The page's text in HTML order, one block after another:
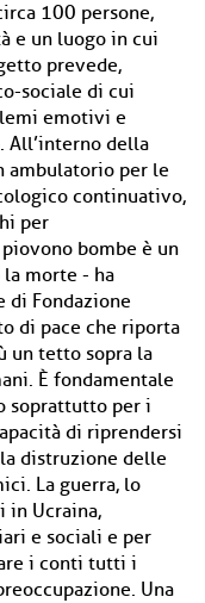
100 persone,
e un luogo in cui
prevede,
sociale di cui
emotivi e
All’interno della
ambulatorio per le
continuativo,
per
bombe è un
morte - ha
di Fondazione
di pace che riporta
un tetto sopra la
È fondamentale
soprattutto per i
di riprendersi
distruzione delle
La guerra, lo
in Ucraina,
e sociali e per
i conti tutti i
Una